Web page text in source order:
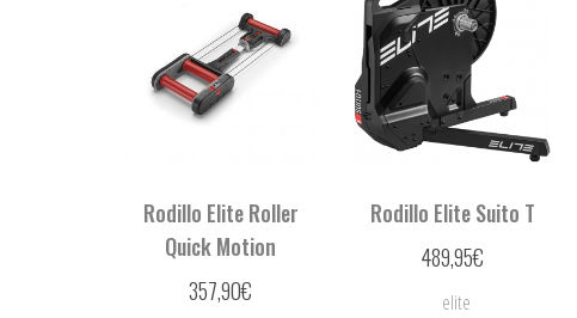
Rodillo Elite Roller
Quick Motion
357,90€
Rodillo Elite Suito T
489,95€
elite